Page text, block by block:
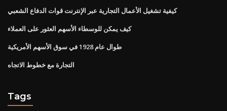
كيفية تشغيل الأعمال التجارية عبر الإنترنت قوات الدفاع الشعبي
كيف يمكن للوسطاء الأسهم العثور على العملاء
طوال عام 1928 في سوق الأسهم الأمريكية
التجارة مع خطوط الاتجاه
Tags